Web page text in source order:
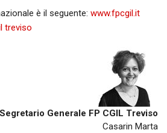
è il seguente: www.fpcgil.it
treviso
Segretario Generale FP CGIL Treviso
Casarin Marta